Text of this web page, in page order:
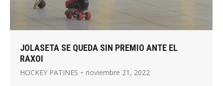
JOLASETA SE QUEDA SIN PREMIO ANTE EL
RAXOI
HOCKEY PATINES noviembre 21, 2022